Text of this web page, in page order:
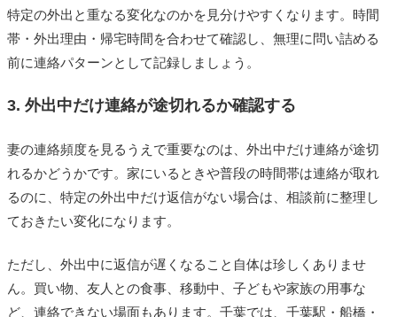
特定の外出と重なる変化なのかを見分けやすくなります。時間
帯・外出理由・帰宅時間を合わせて確認し、無理に問い詰める
前に連絡パターンとして記録しましょう。
3. 外出中だけ連絡が途切れるか確認する
妻の連絡頻度を見るうえで重要なのは、外出中だけ連絡が途切
れるかどうかです。家にいるときや普段の時間帯は連絡が取れ
るのに、特定の外出中だけ返信がない場合は、相談前に整理し
ておきたい変化になります。
ただし、外出中に返信が遅くなること自体は珍しくありませ
ん。買い物、友人との食事、移動中、子どもや家族の用事な
ど、連絡できない場面もあります。千葉では、千葉駅・船橋・